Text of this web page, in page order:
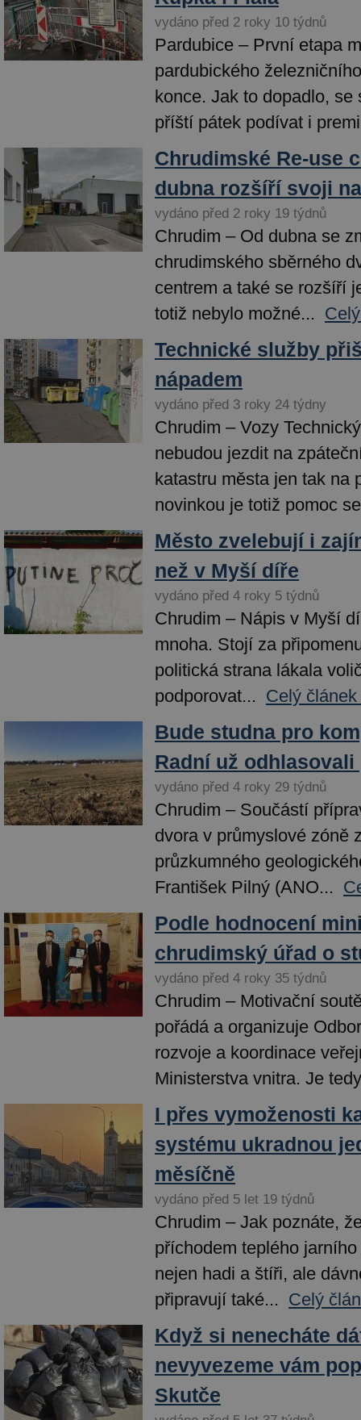
vydáno před 2 roky 10 týdnů
Pardubice – První etapa
pardubického
konce. Jak to dopadlo, se
příští pátek podívat i
Chrudimské Re-use
dubna rozšíří svoji
vydáno před 2 roky 19 týdnů
Chrudim – Od dubna se
chrudimského sběrného
centrem a také se rozšíří
totiž nebylo možné...
Technické služby
nápadem
vydáno před 3 roky 24 týdny
Chrudim – Vozy
nebudou jezdit na
katastru města jen tak na
novinkou je totiž pomoc
Město zvelebují i
než v Myší díře
vydáno před 4 roky 5 týdnů
Chrudim – Nápis v Myší
mnoha. Stojí za
politická strana lákala
podporovat... Celý článek
Bude studna pro
Radní už
vydáno před 4 roky 29 týdnů
Chrudim – Součástí
dvora v průmyslové zóně
průzkumného
František Pilný (ANO...
Podle hodnocení
chrudimský úřad o
vydáno před 4 roky 35 týdnů
Chrudim – Motivační
pořádá a organizuje
rozvoje a koordinace
Ministerstva vnitra. Je
I přes vymoženosti
systému ukradnou
měsíčně
vydáno před 5 let 19 týdnů
Chrudim – Jak poznáte,
příchodem teplého
nejen hadi a štíři, ale
připravují také... Celý
Když si nenecháte
nevyvezeme vám
Skutče